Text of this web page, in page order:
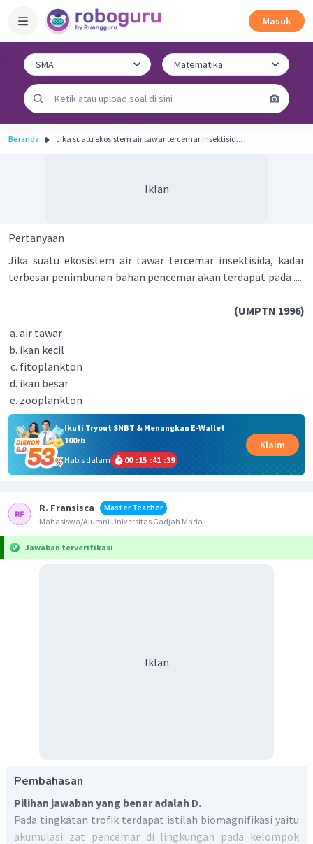
Masuk
Beranda Jika suatu ekosistem air tawar tercemar insektisid...
Iklan
Pertanyaan
Jika suatu ekosistem air tawar tercemar insektisida, kadar
terbesar penimbunan bahan pencemar akan terdapat pada ....
(UMPTN 1996)
air tawar
ikan kecil
fitoplankton
ikan besar
zooplankton
Ikuti Tryout SNBT & Menangkan E-Wallet
100rb
Habis dalam
00 :15 :41 :39
Klaim
R. Fransisca
Master Teacher
Mahasiswa/Alumni Universitas Gadjah Mada
Jawaban terverifikasi
Iklan
Pembahasan
Pilihan jawaban yang benar adalah D.
Pada tingkatan trofik terdapat istilah biomagnifikasi yaitu
akumulasi zat pencemar di lingkungan pada kelompok